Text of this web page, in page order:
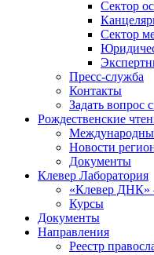
Сектор
Сектор
Пресс-служба
Контакты
Задать
Рождественские
Новости
Документы
Клевер Лаборатория
«Клевер ДНК»
Курсы
Документы
Направления
Реестр